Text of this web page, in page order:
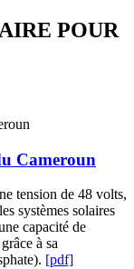
POUR
Cameroun
tension de 48 volts,
systèmes solaires
capacité de
à sa
[pdf]